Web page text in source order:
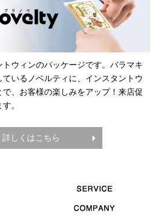
トウィンのパッケージです。バラマキ
いるノベルティに、インスタントウ
で、お客様の楽しみをアップ！来店促
。
詳しくはこちら